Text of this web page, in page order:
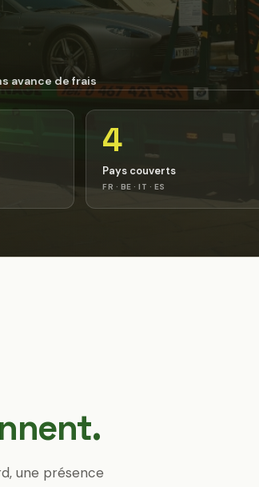
avance de frais
4
Pays couverts
FR · BE · IT · ES
une présence